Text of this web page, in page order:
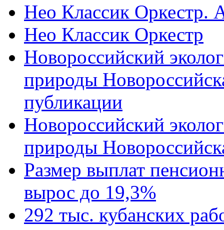
Нео Классик Оркестр.
Нео Классик Оркестр
Новороссийский
природы
публикации
Новороссийский
природы
Размер выплат
вырос до 19,3%
292 тыс. кубанских